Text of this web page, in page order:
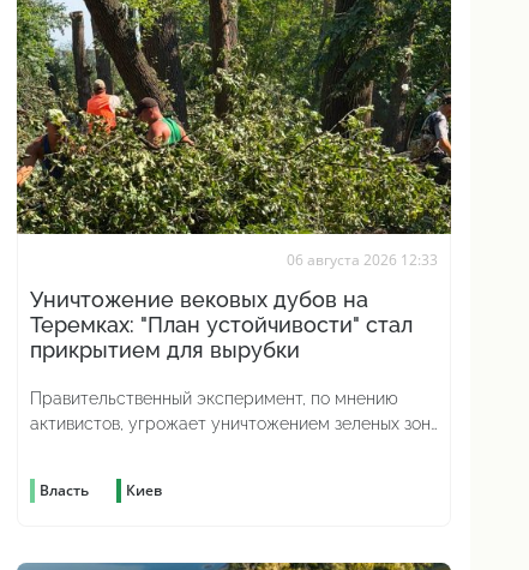
06 августа 2026 12:33
Уничтожение вековых дубов на
Теремках: "План устойчивости" стал
прикрытием для вырубки
Правительственный эксперимент, по мнению
активистов, угрожает уничтожением зеленых зон
Власть Киев